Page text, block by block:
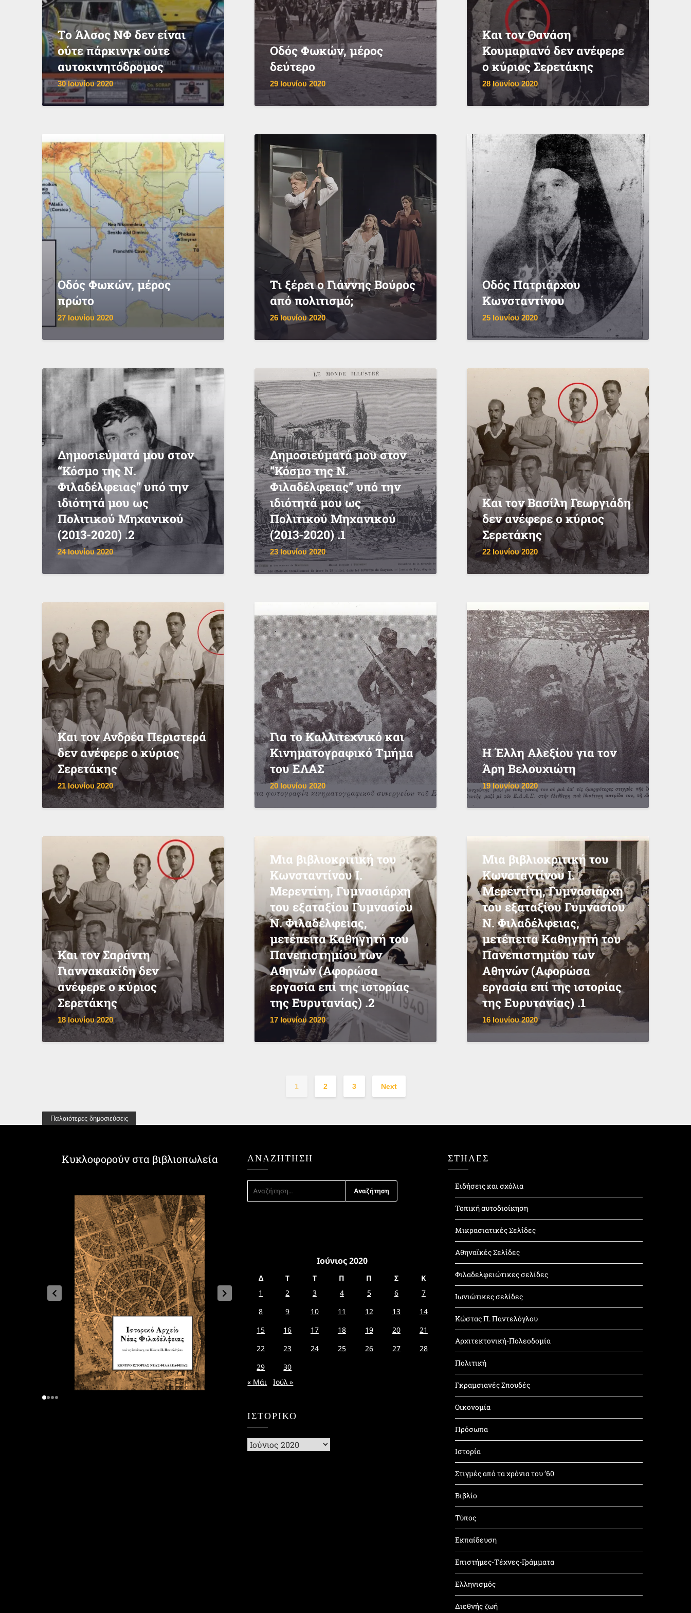
Το Άλσος ΝΦ δεν είναι
ούτε πάρκινγκ ούτε
αυτοκινητόδρομος
30 Ιουνίου 2020
Οδός Φωκών, μέρος
δεύτερο
29 Ιουνίου 2020
Και τον Θανάση
Κουμαριανό δεν ανέφερε
ο κύριος Σερετάκης
28 Ιουνίου 2020
Οδός Φωκών, μέρος
πρώτο
27 Ιουνίου 2020
Τι ξέρει ο Γιάννης Βούρος
από πολιτισμό;
26 Ιουνίου 2020
Οδός Πατριάρχου
Κωνσταντίνου
25 Ιουνίου 2020
Δημοσιεύματά μου στον
“Κόσμο της Ν.
Φιλαδέλφειας” υπό την
ιδιότητά μου ως
Πολιτικού Μηχανικού
(2013-2020) .2
24 Ιουνίου 2020
Δημοσιεύματά μου στον
“Κόσμο της Ν.
Φιλαδέλφειας” υπό την
ιδιότητά μου ως
Πολιτικού Μηχανικού
(2013-2020) .1
23 Ιουνίου 2020
Και τον Βασίλη Γεωργιάδη
δεν ανέφερε ο κύριος
Σερετάκης
22 Ιουνίου 2020
Και τον Ανδρέα Περιστερά
δεν ανέφερε ο κύριος
Σερετάκης
21 Ιουνίου 2020
Για το Καλλιτεχνικό και
Κινηματογραφικό Τμήμα
του ΕΛΑΣ
20 Ιουνίου 2020
Η Έλλη Αλεξίου για τον
Άρη Βελουχιώτη
19 Ιουνίου 2020
Και τον Σαράντη
Γιαννακακίδη δεν
ανέφερε ο κύριος
Σερετάκης
18 Ιουνίου 2020
Μια βιβλιοκριτική του
Κωνσταντίνου Ι.
Μερεντίτη, Γυμνασιάρχη
του εξαταξίου Γυμνασίου
Ν. Φιλαδέλφειας,
μετέπειτα Καθηγητή του
Πανεπιστημίου των
Αθηνών (Αφορώσα
εργασία επί της ιστορίας
της Ευρυτανίας) .2
17 Ιουνίου 2020
Μια βιβλιοκριτική του
Κωνσταντίνου Ι.
Μερεντίτη, Γυμνασιάρχη
του εξαταξίου Γυμνασίου
Ν. Φιλαδέλφειας,
μετέπειτα Καθηγητή του
Πανεπιστημίου των
Αθηνών (Αφορώσα
εργασία επί της ιστορίας
της Ευρυτανίας) .1
16 Ιουνίου 2020
1 2 3 Next
Παλαιότερες δημοσιεύσεις
Κυκλοφορούν στα βιβλιοπωλεία ΑΝΑΖΉΤΗΣΗ
ΓΙΑ:
Ιούνιος 2020
Δ Τ Τ Π Π Σ
Κ
1
2 3 4 5 6
7
8
9 10 11 12 13
14
15
16 17 18 19 20
21
22
23 24 25 26 27
28
29
30
« Μάι
Ιούλ »
ΙΣΤΟΡΙΚΌ
Ιστορικό
ΣΤΗΛΕΣ
Ειδήσεις και σχόλια
Τοπική αυτοδιοίκηση
Μικρασιατικές Σελίδες
Αθηναϊκές Σελίδες
Φιλαδελφειώτικες σελίδες
Ιωνιώτικες σελίδες
Κώστας Π. Παντελόγλου
Αρχιτεκτονική-Πολεοδομία
Πολιτική
Γκραμσιανές Σπουδές
Οικονομία
Πρόσωπα
Ιστορία
Στιγμές από τα χρόνια του ’60
Βιβλίο
Τύπος
Εκπαίδευση
Επιστήμες-Τέχνες-Γράμματα
Ελληνισμός
Διεθνής ζωή